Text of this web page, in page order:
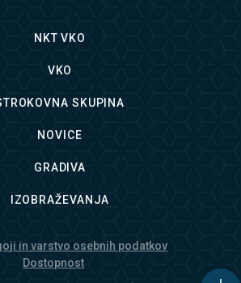
NKT VKO
VKO
SKUPINA
NOVICE
GRADIVA
IZOBRAŽEVANJA
in varstvo osebnih podatkov
Dostopnost